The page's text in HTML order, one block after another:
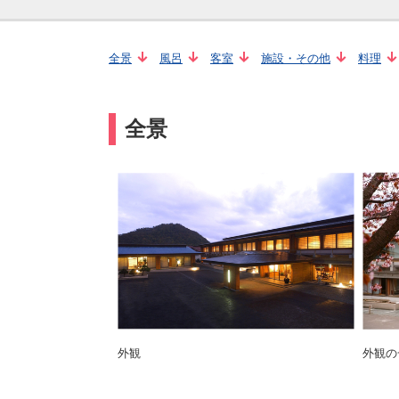
全景 風呂 客室 施設・その他 料理
全景
外観 外観